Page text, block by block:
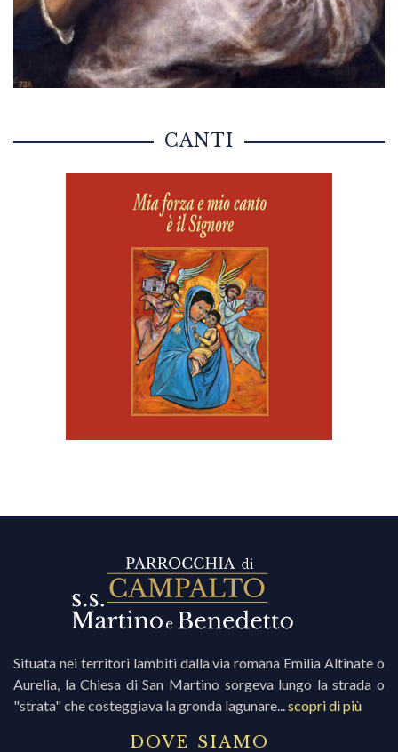
CANTI
Situata nei territori lambiti dalla via romana Emilia Altinate o
Aurelia, la Chiesa di San Martino sorgeva lungo la strada o
"strata" che costeggiava la gronda lagunare...scopri di più
DOVE SIAMO